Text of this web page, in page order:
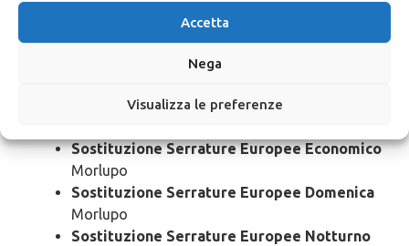
Accetta
Nega
Visualizza le preferenze
Sostituzione Serrature Europee Urgente
Morlupo
Sostituzione Serrature Europee 24 Ore
Sostituzione Serrature Europee Bloccato
Sostituzione Serrature Europee Economico
Morlupo
Sostituzione Serrature Europee Domenica
Morlupo
Sostituzione Serrature Europee Notturno